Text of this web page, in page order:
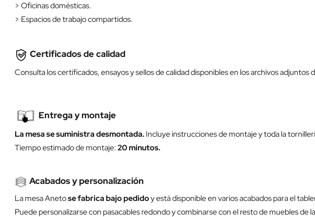
> Oficinas domésticas.
> Espacios de trabajo compartidos.
Certificados de calidad
Consulta los certificados, ensayos y sellos de calidad disponibles en los archivos adjuntos
Entrega y montaje
La mesa se suministra desmontada.Incluye instrucciones de montaje y toda la
Tiempo estimado de montaje:20 minutos.
Acabados y personalización
La mesa Anetose fabrica bajo pedidoy está disponible en varios acabados para el
Puede personalizarse con pasacables redondo y combinarse con el resto de muebles